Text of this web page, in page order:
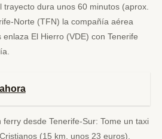
dura unos 60 minutos (aprox.
Norte (TFN) la compañía aérea
El Hierro (VDE) con Tenerife
desde Tenerife-Sur: Tome un taxi
(15 km, unos 23 euros).